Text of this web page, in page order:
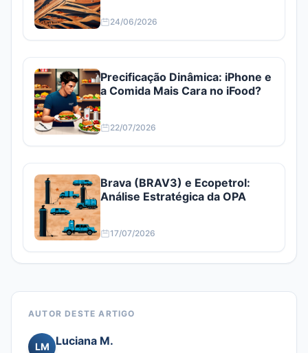
24/06/2026
Precificação Dinâmica: iPhone e
a Comida Mais Cara no iFood?
22/07/2026
Brava (BRAV3) e Ecopetrol:
Análise Estratégica da OPA
17/07/2026
AUTOR DESTE ARTIGO
LM Luciana M.